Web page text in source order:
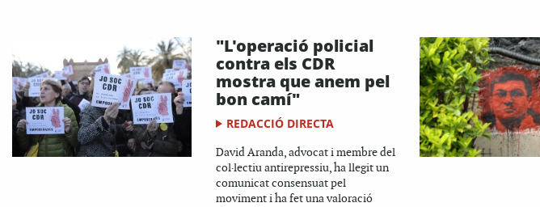
"L'operació policial
contra els CDR
mostra que anem pel
bon camí"
REDACCIÓ DIRECTA
David Aranda, advocat i membre del
col·lectiu antirepressiu, ha llegit un
comunicat consensuat pel
moviment i ha fet una valoració